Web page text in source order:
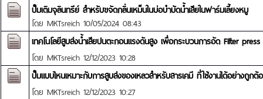
ปั๊มเติมจุลินทรีย์ สำหรับขจัดกลิ่นเหม็นในบ่อบำบัดน้ำเสียในฟาร์มเลี้ยงหมู
โดย MKTsreich 10/05/2024 08:43
เทคโนโลยีสูบส่งน้ำเสียปนตะกอนแรงดันสูง เพื่อกระบวนการอัด Filter press
โดย MKTsreich 12/12/2023 10:28
ปั๊มแบบไหนเหมาะกับการสูบส่งของเหลวสำหรับสารเคมี ที่ใช้งานได้อย่างถูกต้
โดย MKTsreich 12/12/2023 10:27